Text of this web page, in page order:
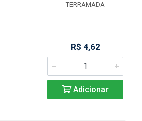
TERRAMADA
R$ 4,62
Adicionar